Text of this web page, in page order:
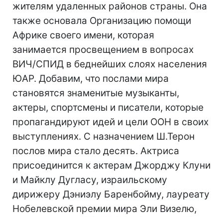
жителям удаленных районов страны. Она
также основала Организацию помощи
Африке своего имени, которая
занимается просвещением в вопросах
ВИЧ/СПИД в беднейших слоях населения
ЮАР. Добавим, что послами мира
становятся знаменитые музыканты,
актеры, спортсмены и писатели, которые
пропагандируют идей и цели ООН в своих
выступлениях. С назначением Ш.Терон
послов мира стало десять. Актриса
присоединится к актерам Джорджу Клуни
и Майклу Дугласу, израильскому
дирижеру Дэниэлу Баренбойму, лауреату
Нобелевской премии мира Эли Визелю,